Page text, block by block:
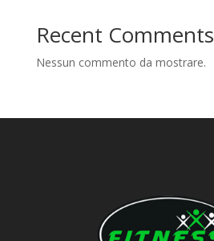
Recent Comments
Nessun commento da mostrare.